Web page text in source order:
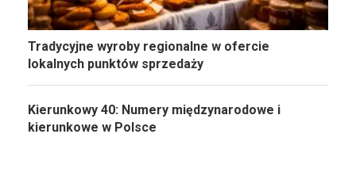
Tradycyjne wyroby regionalne w ofercie
lokalnych punktów sprzedaży
Kierunkowy 40: Numery międzynarodowe i
kierunkowe w Polsce